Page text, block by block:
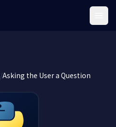
/Asking the User a Question